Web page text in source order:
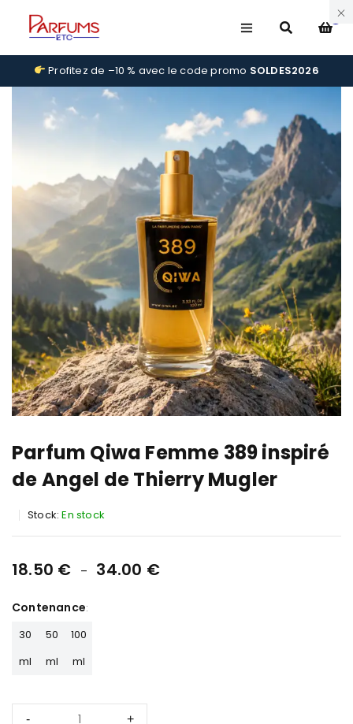
0
Profitez de –10 % avec le code promo SOLDES2026
Parfum Qiwa Femme 389 inspiré
de Angel de Thierry Mugler
Stock: En stock
18.50 € – 34.00 €
Contenance
30
ml
50
ml
100
ml